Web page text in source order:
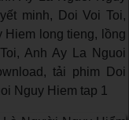
minh, Doi Voi Toi,
Hiem long tieng, lồng
Anh Ay La Nguoi
tải phim Doi
Nguy Hiem tap 1